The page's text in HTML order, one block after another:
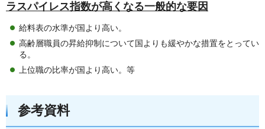
ラスパイレス指数が高くなる一般的な要因
給料表の水準が国より高い。
高齢層職員の昇給抑制について国よりも緩やかな措置をとってい
る。
上位職の比率が国より高い。等
参考資料